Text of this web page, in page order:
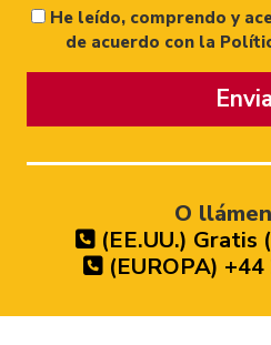
He leído, comprendo y
de acuerdo con la
O
(EE.UU.) Gratis
(EUROPA)